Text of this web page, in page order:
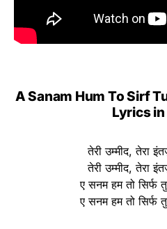
A Sanam Hum To Sirf
Lyrics
तेरी उम्मीद, तेरा
तेरी उम्मीद, तेरा
ए सनम हम तो सिर्फ
ए सनम हम तो सिर्फ